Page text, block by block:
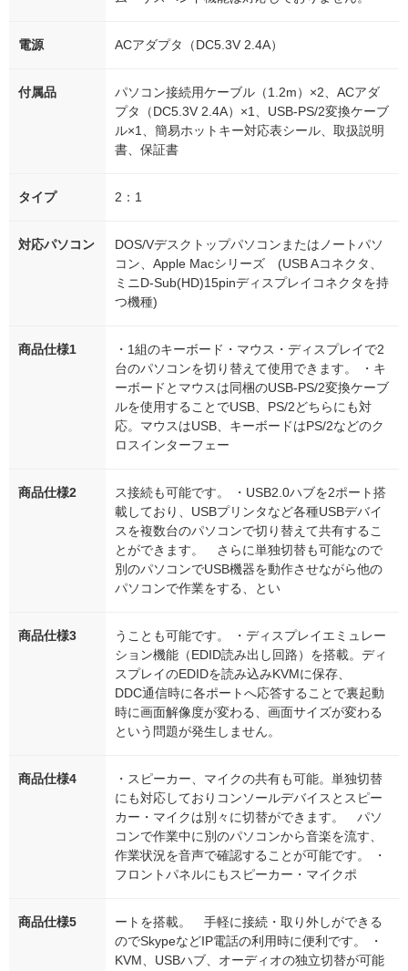
電源 ACアダプタ（DC5.3V 2.4A）
付属品
パソコン接続用ケーブル（1.2m）×2、ACアダ
プタ（DC5.3V 2.4A）×1、USB-PS/2変換ケーブ
ル×1、簡易ホットキー対応表シール、取扱説明
書、保証書
タイプ 2：1
対応パソコン
DOS/Vデスクトップパソコンまたはノートパソ
コン、Apple Macシリーズ (USB Aコネクタ、
ミニD-Sub(HD)15pinディスプレイコネクタを持
つ機種)
商品仕様1
・1組のキーボード・マウス・ディスプレイで2
台のパソコンを切り替えて使用できます。 ・キ
ーボードとマウスは同梱のUSB-PS/2変換ケーブ
ルを使用することでUSB、PS/2どちらにも対
応。マウスはUSB、キーボードはPS/2などのク
ロスインターフェー
商品仕様2
ス接続も可能です。 ・USB2.0ハブを2ポート搭
載しており、USBプリンタなど各種USBデバイ
スを複数台のパソコンで切り替えて共有するこ
とができます。 さらに単独切替も可能なので
別のパソコンでUSB機器を動作させながら他の
パソコンで作業をする、とい
商品仕様3
うことも可能です。 ・ディスプレイエミュレー
ション機能（EDID読み出し回路）を搭載。ディ
スプレイのEDIDを読み込みKVMに保存、
DDC通信時に各ポートへ応答することで裏起動
時に画面解像度が変わる、画面サイズが変わる
という問題が発生しません。
商品仕様4
・スピーカー、マイクの共有も可能。単独切替
にも対応しておりコンソールデバイスとスピー
カー・マイクは別々に切替ができます。 パソ
コンで作業中に別のパソコンから音楽を流す、
作業状況を音声で確認することが可能です。 ・
フロントパネルにもスピーカー・マイクポ
商品仕様5
ートを搭載。 手軽に接続・取り外しができる
のでSkypeなどIP電話の利用時に便利です。 ・
KVM、USBハブ、オーディオの独立切替が可能